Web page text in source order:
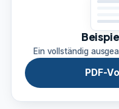
Ein vollständig
PDF-